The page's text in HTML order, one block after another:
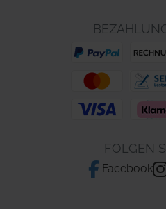
FOLGEN
Facebook